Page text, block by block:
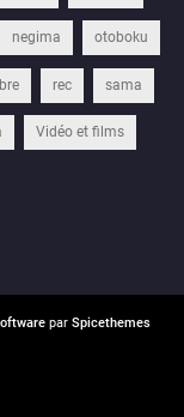
negima otoboku
rec sama
Vidéo et films
par Spicethemes